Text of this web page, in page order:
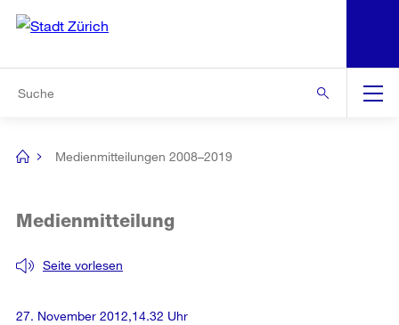
Navigation
[no
Medienmitteilungen 2008–2019
Seite vorlesen
Medienmitteilung
27. November 2012,14.32 Uhr